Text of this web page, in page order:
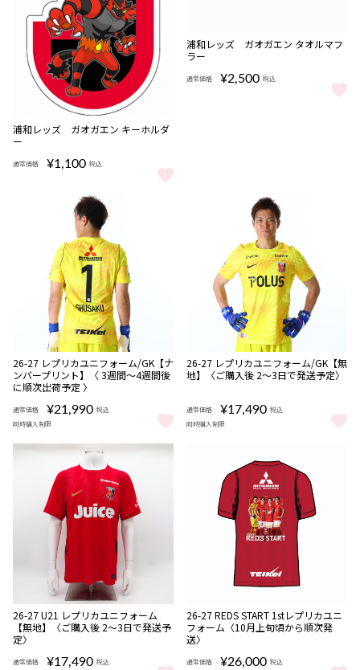
NEW
浦和レッズ ガオガエン キーホルダ
ー
通常価格 ¥1,100 税込
浦和レッズ ガオガエン キーホルダー をもっと見る
NEW
浦和レッズ ガオガエン タオルマフ
ラー
通常価格 ¥2,500 税込
浦和レッズ ガオガエン タオル
数量
限定
受注
商品
26-27 レプリカユニフォーム/GK【ナ
ンバープリント】〈 3週間〜4週間後
に順次出荷予定 〉
通常価格 ¥21,990 税込
同時購入制限
数量
限定
26-27 レプリカユニフォーム/GK【無
地】〈ご購入後 2～3日で発送予定〉
通常価格 ¥17,490 税込
同時購入制限
数量
限定
26-27 U21 レプリカユニフォーム
【無地】〈ご購入後 2～3日で発送予
定〉
通常価格 ¥17,490 税込
期間限定
受注
商品
08/06 18:00〜08/16
22:00
26-27 REDS START 1stレプリカユニ
フォーム〈10月上旬頃から順次発
送〉
通常価格 ¥26,000 税込